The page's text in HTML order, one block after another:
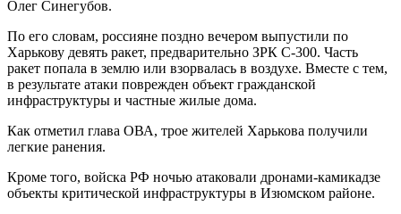
Олег Синегубов.
По его словам, россияне поздно вечером выпустили по
Харькову девять ракет, предварительно ЗРК С-300. Часть
ракет попала в землю или взорвалась в воздухе. Вместе с тем,
в результате атаки поврежден объект гражданской
инфраструктуры и частные жилые дома.
Как отметил глава ОВА, трое жителей Харькова получили
легкие ранения.
Кроме того, войска РФ ночью атаковали дронами-камикадзе
объекты критической инфраструктуры в Изюмском районе.